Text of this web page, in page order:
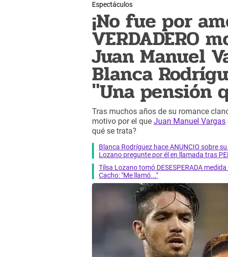
Espectáculos
¡No fue por
VERDADERO
Juan Manuel
Blanca
"Una pensión
Tras muchos años de su romance
motivo por el que Juan Manuel Vargas
qué se trata?
Blanca Rodríguez hace ANUNCIO sobre
Lozano pregunte por él en llamada tras
Tilsa Lozano tomó DESESPERADA
Cacho: "Me llamó..."